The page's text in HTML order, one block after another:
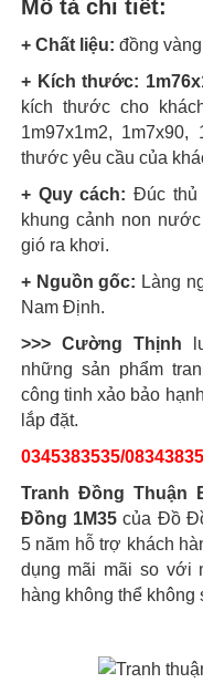
Mô tả chi tiết:
+ Chất liệu: đồng
+ Kích thước:
kích thước cho
1m97x1m2, 1m7x90,
thước yêu cầu của
+ Quy cách: Đúc thủ
khung cảnh non
gió ra khơi.
+ Nguồn gốc: Làng
Nam Định.
>>> Cường Thịnh
những sản phẩm
công tinh xảo bảo
lắp đặt.
0345383535/
Tranh Đồng Thuận
Đồng 1M35của Đồ
5 năm hỗ trợ khách
dụng mãi mãi so với
hàng không thể không